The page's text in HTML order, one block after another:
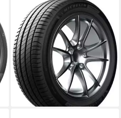
MICHELIN
Michelin Sommerreifen
MICHELIN
Kraftstoffeffizienz
Produktdatenblatt
Nasshaftung
Produktdatenblatt
ab 234,99 € UVP246,99 €
-5%
lieferbar - in 4-5 Werktagen bei dir